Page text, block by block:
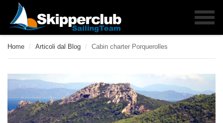
Home / Articoli dal Blog / Cabin charter Porquerolles